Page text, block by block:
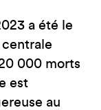
a été le
000 morts
est
au